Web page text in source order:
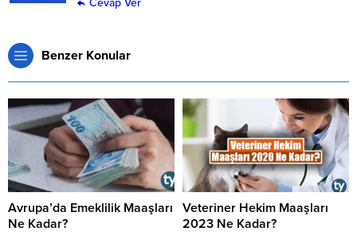
Cevap Ver
Benzer Konular
Avrupa’da Emeklilik Maaşları
Ne Kadar?
Veteriner Hekim Maaşları
2023 Ne Kadar?